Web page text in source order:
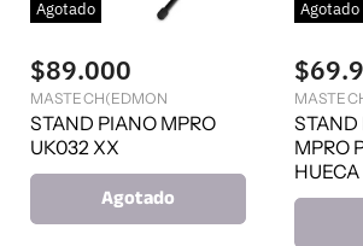
Agotado
$89.000
MASTECH(EDMON
STAND PIANO MPRO
UK032 XX
Agotado
Agotado
STAND
MPRO
HUECA